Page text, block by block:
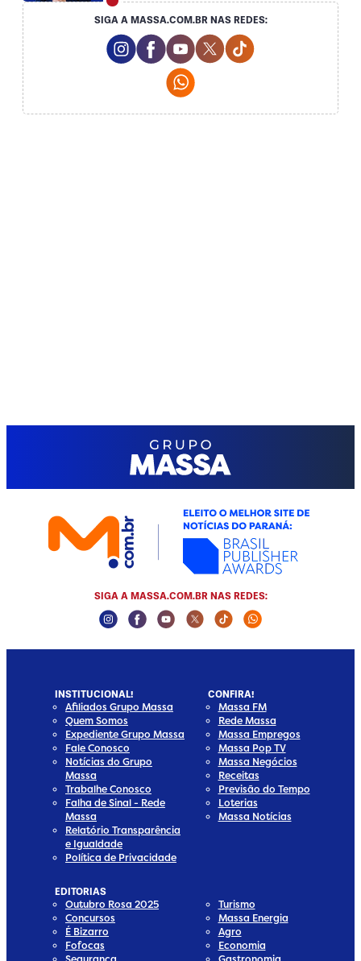
SIGA A MASSA.COM.BR NAS REDES:
Instagram Social Media
Facebook Social Media
Youtube Social Media
Twitter Social Media
Tiktok Social
Whatsapp Social Media
SIGA A MASSA.COM.BR NAS REDES:
Instagram Social Media
Facebook Social Media
Youtube Social Media
Twitter Social Media
Tiktok Social Media
Whatsapp
INSTITUCIONAL!
Afiliados Grupo Massa
Quem Somos
Expediente Grupo Massa
Fale Conosco
Notícias do Grupo
Massa
Trabalhe Conosco
Falha de Sinal - Rede
Massa
Relatório Transparência
e Igualdade
Política de Privacidade
CONFIRA!
Massa FM
Rede Massa
Massa Empregos
Massa Pop TV
Massa Negócios
Receitas
Previsão do Tempo
Loterias
Massa Notícias
EDITORIAS
Outubro Rosa 2025
Concursos
É Bizarro
Fofocas
Turismo
Massa Energia
Agro
Economia